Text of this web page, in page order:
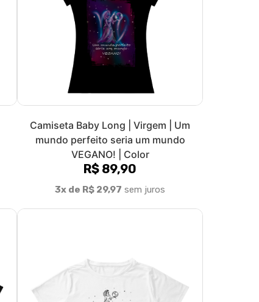
Camiseta Cropped | Virgem | Um
mundo perfeito seria um mundo
VEGANO! | P&B
3x de R$ 26,63sem juros